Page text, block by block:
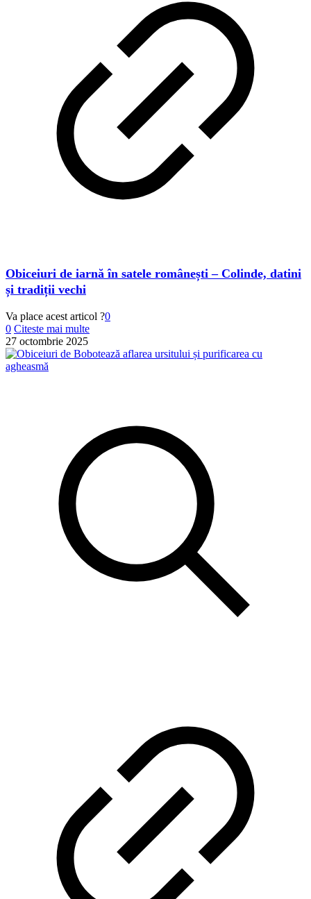
Obiceiuri de iarnă în satele românești – Colinde, datini
și tradiții vechi
Va place acest articol ?0
0 Citeste mai multe
27 octombrie 2025